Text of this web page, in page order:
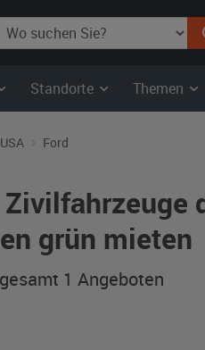
Standorte Themen
USA Ford
grün mieten
1 Angeboten